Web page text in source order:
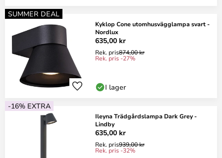
SUMMER DEAL
Kyklop Cone utomhusvägglampa svart -
Nordlux
635,00 kr
Rek. pris874,00 kr
Rek. pris -27%
I lager
-16% EXTRA
Ileyna Trädgårdslampa Dark Grey -
Lindby
635,00 kr
Rek. pris939,00 kr
Rek. pris -32%